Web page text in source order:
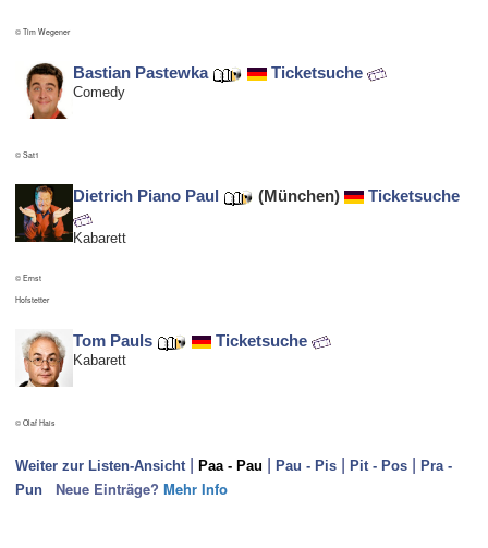
© Tim Wegener
© Sat1
Bastian Pastewka Ticketsuche
Comedy
© Ernst
Hofstetter
Dietrich Piano Paul (München) Ticketsuche
Kabarett
© Olaf Hais
Tom Pauls Ticketsuche
Kabarett
Weiter zur Listen-Ansicht| Paa - Pau | Pau - Pis | Pit - Pos | Pra -
Pun
Neue Einträge? Mehr Info